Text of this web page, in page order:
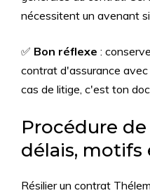
nécessitent un avenant
✅ Bon réflexe :
contrat d'assurance
cas de litige, c'est ton
Procédure
délais, motifs
Résilier un contrat